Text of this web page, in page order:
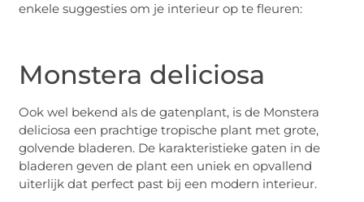
enkele suggesties om je interieur op te fleuren:
Monstera deliciosa
Ook wel bekend als de gatenplant, is de Monstera
deliciosa een prachtige tropische plant met grote,
golvende bladeren. De karakteristieke gaten in de
bladeren geven de plant een uniek en opvallend
uiterlijk dat perfect past bij een modern interieur.